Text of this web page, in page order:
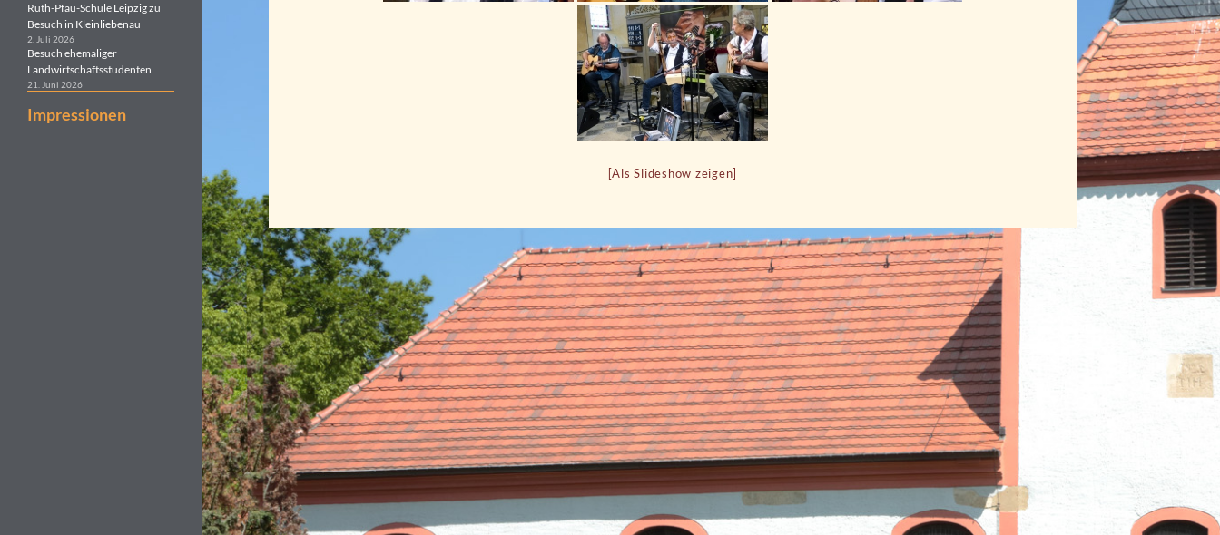
[Als Slideshow zeigen]
Ruth-Pfau-Schule Leipzig zu
Besuch in Kleinliebenau
2. Juli 2026
Besuch ehemaliger
Landwirtschaftsstudenten
21. Juni 2026
Impressionen